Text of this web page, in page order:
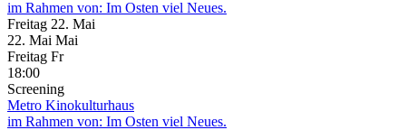
im Rahmen von: Im Osten viel Neues.
Freitag 22. Mai
22. Mai Mai
Freitag Fr
18:00
Screening
Metro Kinokulturhaus
im Rahmen von: Im Osten viel Neues.